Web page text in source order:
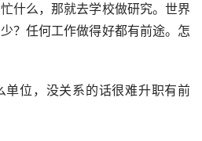
么，那就去学校做研究。世界
？任何工作做得好都有前途。怎
位，没关系的话很难升职有前